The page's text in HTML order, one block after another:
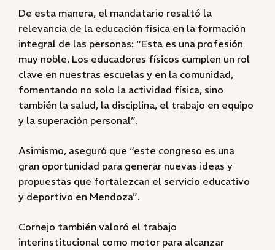
De esta manera, el mandatario resaltó la
relevancia de la educación física en la formación
integral de las personas: “Esta es una profesión
muy noble. Los educadores físicos cumplen un rol
clave en nuestras escuelas y en la comunidad,
fomentando no solo la actividad física, sino
también la salud, la disciplina, el trabajo en equipo
y la superación personal”.
Asimismo, aseguró que “este congreso es una
gran oportunidad para generar nuevas ideas y
propuestas que fortalezcan el servicio educativo
y deportivo en Mendoza”.
Cornejo también valoró el trabajo
interinstitucional como motor para alcanzar